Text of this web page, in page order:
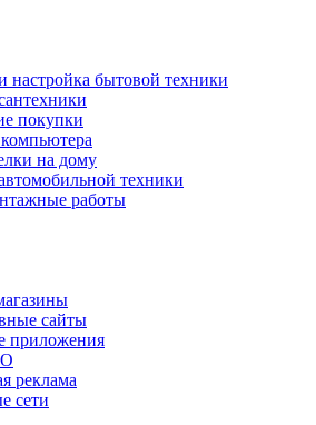
настройка бытовой техники
покупки
на дому
техники
работы
сайты
приложения
реклама
сети